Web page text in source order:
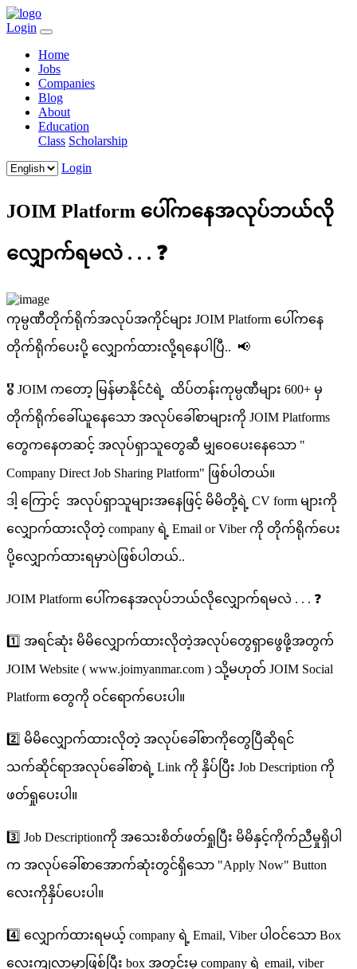
Login
Home
Jobs
Companies
Blog
About
Education
Class Scholarship
Login
JOIM Platform ပေါ်ကနေအလုပ်ဘယ်လို
လျှောက်ရမလဲ . . . ❓
ကုမ္ပဏီတိုက်ရိုက်အလုပ်အကိုင်များ JOIM Platform ပေါ်ကနေ
တိုက်ရိုက်ပေးပို့ လျှောက်ထားလို့ရနေပါပြီ.. 📢
🎖 JOIM ကတော့ မြန်မာနိုင်ငံရဲ့ ထိပ်တန်းကုမ္ပဏီများ 600+ မှ
တိုက်ရိုက်ခေါ်ယူနေသော အလုပ်ခေါ်စာများကို JOIM Platforms
တွေကနေတဆင့် အလုပ်ရှာသူတွေဆီ မျှဝေပေးနေသော "
Company Direct Job Sharing Platform" ဖြစ်ပါတယ်။
ဒါ့ ကြောင့် အလုပ်ရှာသူများအနေဖြင့် မိမိတို့ရဲ့ CV form များကို
လျှောက်ထားလိုတဲ့ company ရဲ့ Email or Viber ကို တိုက်ရိုက်ပေး
ပို့‌လျှောက်ထားရမှာပဲဖြစ်ပါတယ်..
JOIM Platform ပေါ်ကနေအလုပ်ဘယ်လိုလျှောက်ရမလဲ . . . ❓
1️⃣ အရင်ဆုံး မိမိလျှောက်ထားလိုတဲ့အလုပ်တွေရှာဖွေဖို့အတွက်
JOIM Website ( www.joimyanmar.com ) သို့မဟုတ် JOIM Social
Platform တွေကို ဝင်ရောက်ပေးပါ။
2️⃣ မိမိလျှောက်ထားလိုတဲ့ အလုပ်ခေါ်စာကိုတွေပြီဆိုရင်
သက်ဆိုင်ရာအလုပ်ခေါ်စာရဲ့ Link ကို နှိပ်ပြီး Job Description ကို
ဖတ်ရှုပေးပါ။
3️⃣ Job Descriptionကို အသေးစိတ်ဖတ်ရှုပြီး မိမိနှင့်ကိုက်ညီမှုရှိပါ
က အလုပ်ခေါ်စာအောက်ဆုံးတွင်ရှိသော "Apply Now" Button
လေးကိုနှိပ်ပေးပါ။
4️⃣ လျှောက်ထားရမယ့် company ရဲ့ Email, Viber ပါဝင်သော Box
လေးကျလာမှာဖြစ်ပြီး box အတွင်းမှ company ရဲ့ email, viber